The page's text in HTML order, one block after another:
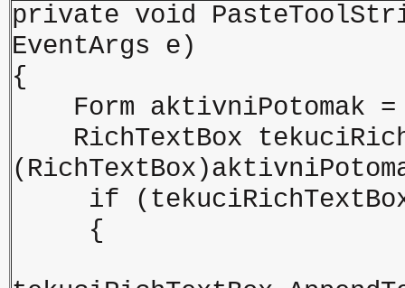
private void
EventArgs e)
{
Form aktivniPotomak
RichTextBox
if
{